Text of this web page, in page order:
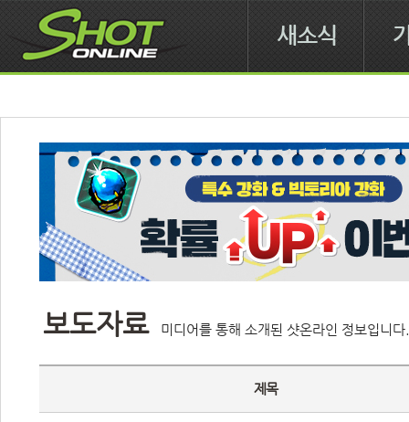
새소식
보도자료 미디어를 통해 소개된 샷온라인 정보입니다.
제목